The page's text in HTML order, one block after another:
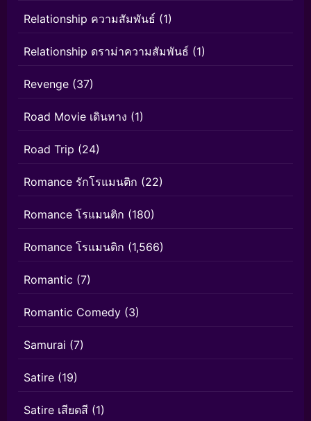
Relationship ความสัมพันธ์ (1)
Relationship ดราม่าความสัมพันธ์ (1)
Revenge (37)
Road Movie เดินทาง (1)
Road Trip (24)
Romance รักโรแมนติก (22)
Romance โรแมนติก (180)
Romance โรแมนติก (1,566)
Romantic (7)
Romantic Comedy (3)
Samurai (7)
Satire (19)
Satire เสียดสี (1)